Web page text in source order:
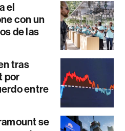
el
con un
de las
tras
por
entre
se